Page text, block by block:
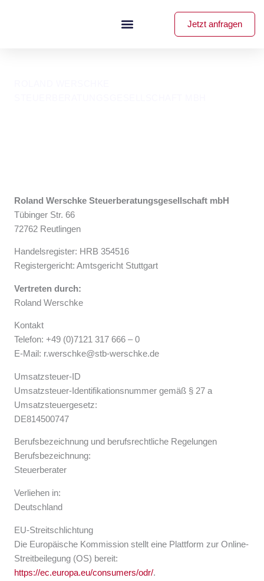
Jetzt anfragen
Roland Werschke Steuerberatungsgesellschaft mbH
Tübinger Str. 66
72762 Reutlingen
Handelsregister: HRB 354516
Registergericht: Amtsgericht Stuttgart
Vertreten durch:
Roland Werschke
Kontakt
Telefon: +49 (0)7121 317 666 – 0
E-Mail: r.werschke@stb-werschke.de
Umsatzsteuer-ID
Umsatzsteuer-Identifikationsnummer gemäß § 27 a
Umsatzsteuergesetz:
DE814500747
Berufsbezeichnung und berufsrechtliche Regelungen
Berufsbezeichnung:
Steuerberater
Verliehen in:
Deutschland
EU-Streitschlichtung
Die Europäische Kommission stellt eine Plattform zur Online-
Streitbeilegung (OS) bereit:
https://ec.europa.eu/consumers/odr/.